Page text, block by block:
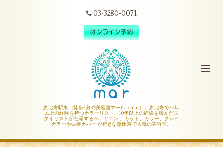
03-3280-0071
恵比寿駅東口徒歩2分の美容室マール（mar）。恵比寿で20年
以上の経験を持つカラーリスト、10年以上の経験を積んだス
タイリストが在籍するヘアサロン 。カット、カラー、グレイ
カラーや白髪カバー が得意な恵比寿で人気の美容室。